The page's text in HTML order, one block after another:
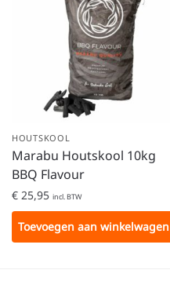
HOUTSKOOL
Marabu Houtskool 10kg
BBQ Flavour
€ 25,95 incl. BTW
Toevoegen aan winkelwagen